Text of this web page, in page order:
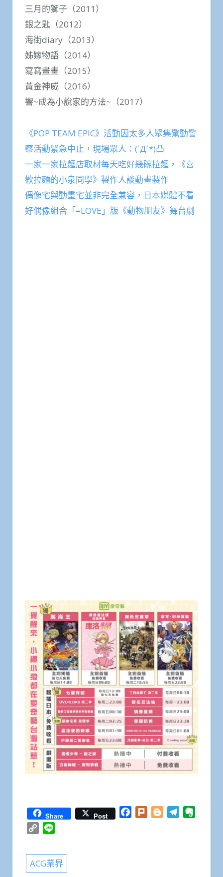
三月的獅子（2011）
銀之匙（2012）
海街diary（2013）
姊嫁物語（2014）
寫寫畫畫（2015）
黃金神威（2016）
響~成為小說家的方法~（2017）
《POP TEAM EPIC》活動因太多人聚集驚動警
察活動緊急中止，現場眾人：(`Д´*)凸
一家一家拉麵店取材每天吃好幾碗拉麵，《喜
歡拉麵的小泉同學》製作人談動畫製作
偶像宅與動畫宅並非完全兼容，日本媒體不看
好偶像組合「=LOVE」版《動物朋友》舞台劇
Share Post Facebook
Plurk BloggerTelegram
Copy
ACG業界